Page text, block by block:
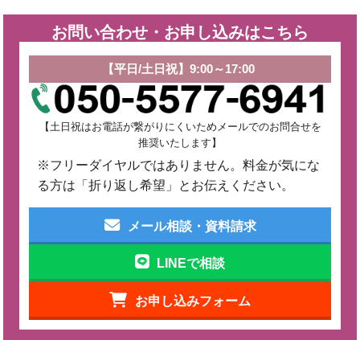
お問い合わせ・お申し込みはこちら
【平日/土日祝】9:00～17:00
【土日祝はお電話が繋がりにくいためメールでのお問合せを
推奨いたします】
※フリーダイヤルではありません。料金が気にな
る方は「折り返し希望」とお伝えください。
メール相談・資料請求
LINEで相談
お申し込みフォーム